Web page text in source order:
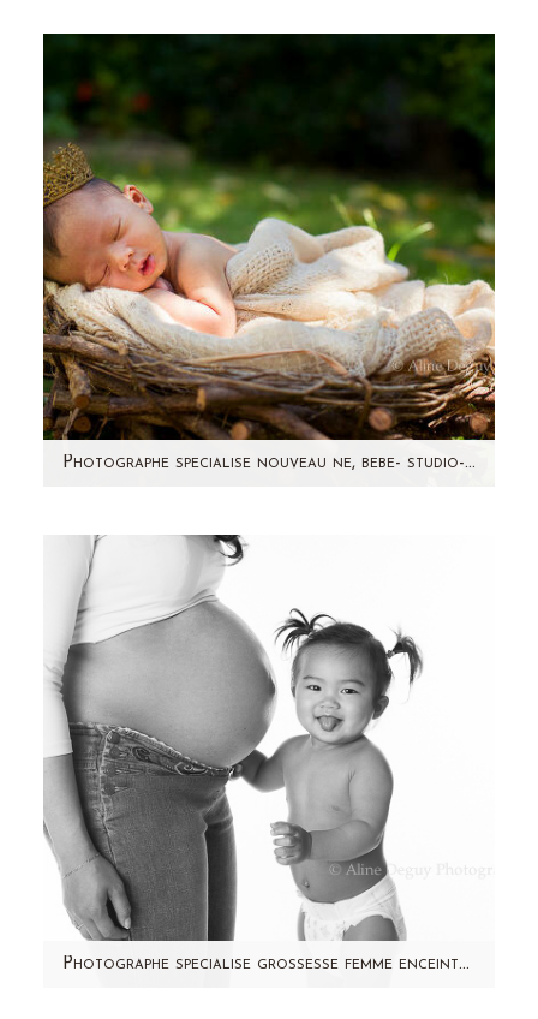
l'avez deviné dans le ventre de sa maman et
Photographe specialise nouveau ne, bebe- studio- paris, région parisienne (92) – Joshua
que j'ai rencontré Joshua, 8 jours. (vous l'avez
deviné dans le…
Photographe specialise grossesse femme enceinte – studio – Paris, région parisienne – Saline